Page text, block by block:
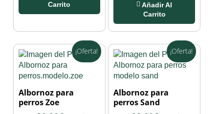
Carrito
Añadir Al
Carrito
¡Oferta!
producto
tiene
Albornoz para
perros Zoe
¡Oferta!
producto
tiene
Albornoz para
perros Sand